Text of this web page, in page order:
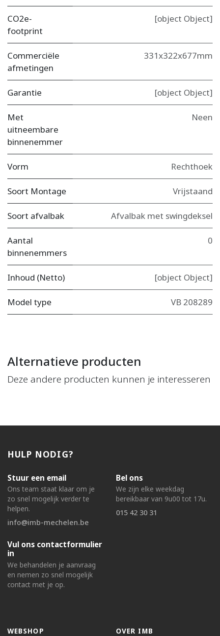
CO2e-
footprint
[object Object]
Commerciële
afmetingen
331x322x677mm
Garantie [object Object]
Met
uitneembare
binnenemmer
Neen
Vorm Rechthoek
Soort Montage Vrijstaand
Soort afvalbak Afvalbak met swingdeksel
Aantal
binnenemmers
0
Inhoud (Netto) [object Object]
Model type VB 208289
Alternatieve producten
Deze andere producten kunnen je interesseren
HULP NODIG?
Stuur een email
Ons team staat klaar om je
zo snel mogelijk verder te
helpen.
info@imb-mechelen.be
Bel ons
We zijn elke weekdag
bereikbaar van 9u00 tot 17u.
015 42 30 31
Vul ons contactformulier
in
We behandelen je aanvraag
en nemen zo snel mogelijk
contact met je op.
WEBSHOP OVER IMB